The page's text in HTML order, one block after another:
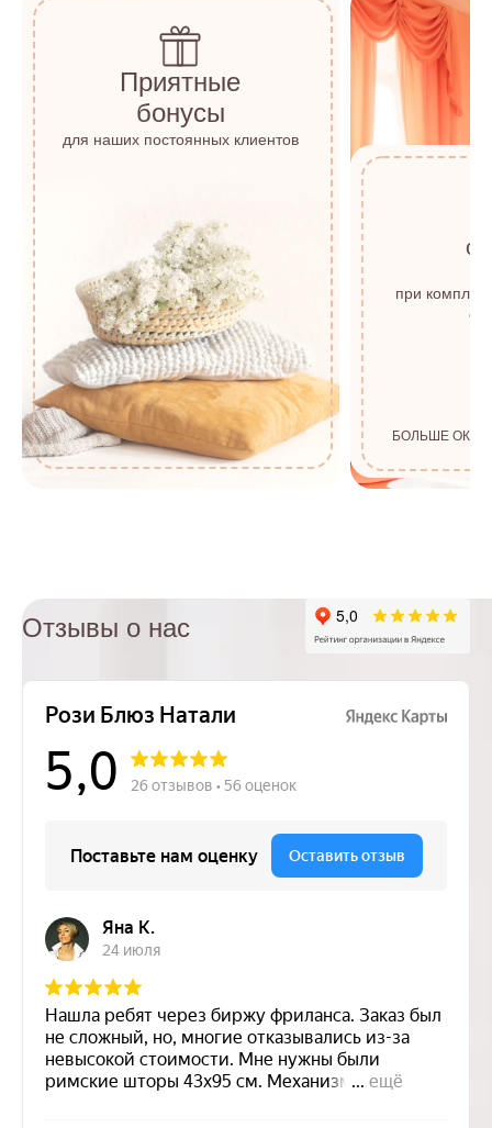
Приятные
бонусы
для наших постоянных клиентов
при
от
БОЛЬШЕ
Отзывы о нас